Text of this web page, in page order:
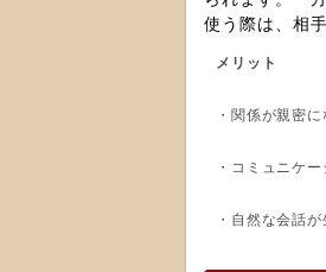
使う際は、相
メリット
・関係が親密
・コミュニケ
・自然な会話